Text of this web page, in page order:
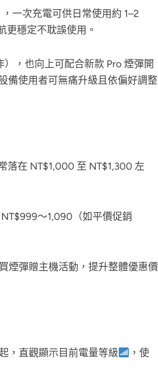
一次充電可供日常使用約 1–2
更穩定不耽誤使用。
，也向上可配合新款 Pro 煙彈開
備使用者可無痛升級且依偏好調整
落在 NT$1,000 至 NT$1,300 左
～1,090（如平價促銷
煙彈贈主機活動，提升整體優惠價
，直觀顯示目前電量等級
，使